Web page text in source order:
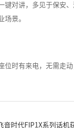
键对讲，多见于保安
场景。
位时有来电，无需走
飞音时代FIP1X系列话机